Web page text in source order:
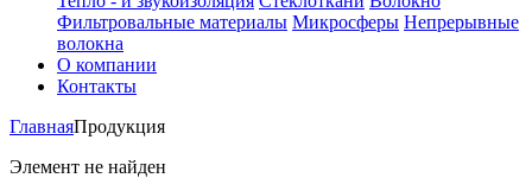
Фильтровальные материалы Микросферы Непрерывные
волокна
О компании
Контакты
ГлавнаяПродукция
Элемент не найден